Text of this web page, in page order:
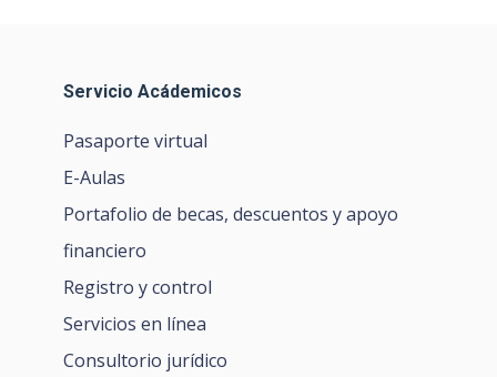
Servicio Acádemicos
Pasaporte virtual
E-Aulas
Portafolio de becas, descuentos y apoyo
financiero
Registro y control
Servicios en línea
Consultorio jurídico